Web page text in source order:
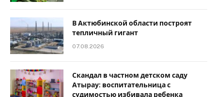
В Актюбинской области построят
тепличный гигант
07.08.2026
Скандал в частном детском саду
Атырау: воспитательница с
судимостью избивала ребенка